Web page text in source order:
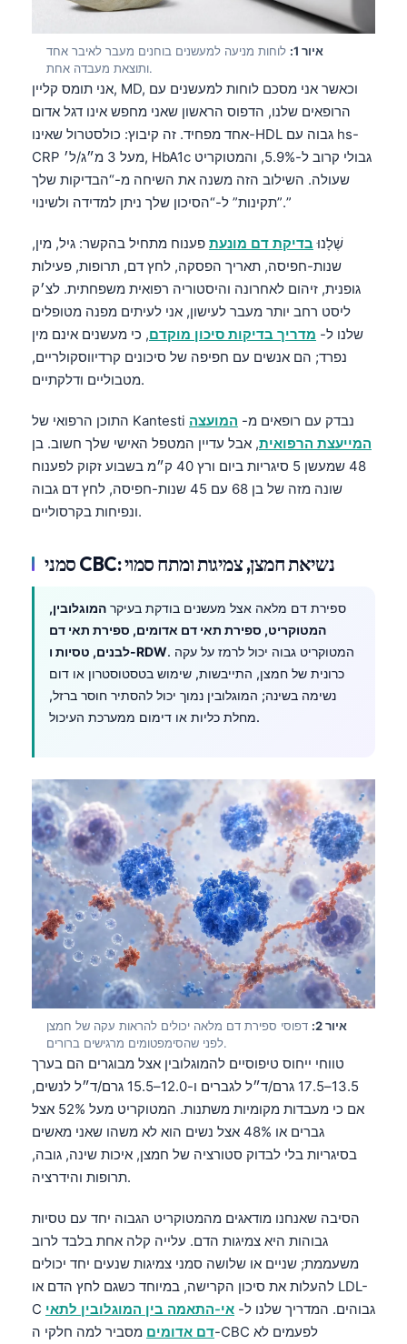
איור 1:
לוחות מניעה למעשנים בוחנים מעבר לאיבר אחד
ותוצאת מעבדה אחת.
אני תומס קליין, MD, וכאשר אני מסכם לוחות למעשנים עם
הרופאים שלנו, הדפוס הראשון שאני מחפש אינו דגל אדום
אחד מפחיד. זה קיבוץ: כולסטרול שאינו-HDL גבוה עם hs-
CRP מעל 3 מ״ג/ל׳, HbA1c גבולי קרוב ל-5.9%, והמטוקריט
שעולה. השילוב הזה משנה את השיחה מ-“הבדיקות שלך
תקינות” ל-“הסיכון שלך ניתן למדידה ולשינוי”.”
שֶׁלָנוּ בדיקת דם מונעת פענוח מתחיל בהקשר: גיל, מין,
שנות-חפיסה, תאריך הפסקה, לחץ דם, תרופות, פעילות
גופנית, זיהום לאחרונה והיסטוריה רפואית משפחתית. לצ׳ק
ליסט רחב יותר מעבר לעישון, אני לעיתים מפנה מטופלים
שלנו ל- מדריך בדיקות סיכון מוקדם, כי מעשנים אינם מין
נפרד; הם אנשים עם חפיפה של סיכונים קרדיווסקולריים,
מטבוליים ודלקתיים.
התוכן הרפואי של Kantesti נבדק עם רופאים מ- המועצה
המייעצת הרפואית, אבל עדיין המטפל האישי שלך חשוב. בן
48 שמעשן 5 סיגריות ביום ורץ 40 ק״מ בשבוע זקוק לפענוח
שונה מזה של בן 68 עם 45 שנות-חפיסה, לחץ דם גבוה
ונפיחות בקרסוליים.
סמני CBC: נשיאת חמצן, צמיגות ומתח סמוי
ספירת דם מלאה אצל מעשנים בודקת בעיקר המוגלובין,
המטוקריט, ספירת תאי דם אדומים, ספירת תאי דם
לבנים, טסיות ו-RDW. המטוקריט גבוה יכול לרמז על עקה
כרונית של חמצן, התייבשות, שימוש בטסטוסטרון או דום
נשימה בשינה; המוגלובין נמוך יכול להסתיר חוסר ברזל,
מחלת כליות או דימום ממערכת העיכול.
איור 2:
דפוסי ספירת דם מלאה יכולים להראות עקה של חמצן
לפני שהסימפטומים מרגישים ברורים.
טווחי ייחוס טיפוסיים להמוגלובין אצל מבוגרים הם בערך
13.5–17.5 גרם/ד״ל לגברים ו-12.0–15.5 גרם/ד״ל לנשים,
אם כי מעבדות מקומיות משתנות. המטוקריט מעל 52% אצל
גברים או 48% אצל נשים הוא לא משהו שאני מאשים
בסיגריות בלי לבדוק סטורציה של חמצן, איכות שינה, גובה,
תרופות והידרציה.
הסיבה שאנחנו מודאגים מהמטוקריט הגבוה יחד עם טסיות
גבוהות היא צמיגות הדם. עלייה קלה אחת בלבד לרוב
משעממת; שניים או שלושה סמני צמיגות שנעים יחד יכולים
להעלות את סיכון הקרישה, במיוחד כשגם לחץ הדם או LDL-
C גבוהים. המדריך שלנו ל- אי-התאמה בין המוגלובין לתאי
דם אדומים מסביר למה חלקי ה-CBC לפעמים לא